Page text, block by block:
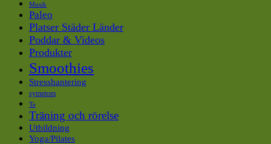
Musik
Paleo
Platser Städer Länder
Poddar & Videos
Produkter
Smoothies
Stresshantering
symptom
Te
Träning och rörelse
Utbildning
Yoga/Pilates